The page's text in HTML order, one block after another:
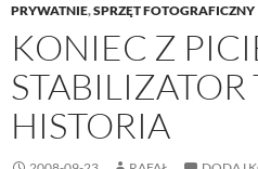
PRYWATNIE,SPRZĘT FOTOGRAFICZNY
KONIEC Z
STABILIZATOR
HISTORIA